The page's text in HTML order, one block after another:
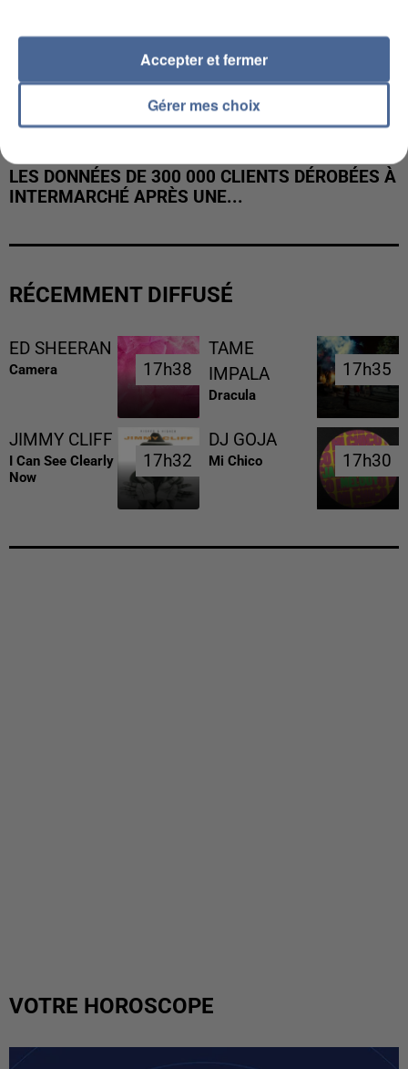
LES DONNÉES DE 300 000 CLIENTS DÉROBÉES À
INTERMARCHÉ APRÈS UNE...
RÉCEMMENT DIFFUSÉ
ED SHEERAN
Camera 17h38
17h38
TAME
IMPALA
Dracula
17h35
17h35
JIMMY CLIFF
I Can See Clearly
Now
17h32
17h32
DJ GOJA
Mi Chico 17h30
17h30
VOTRE HOROSCOPE
Gérer mes choix
Accepter et fermer